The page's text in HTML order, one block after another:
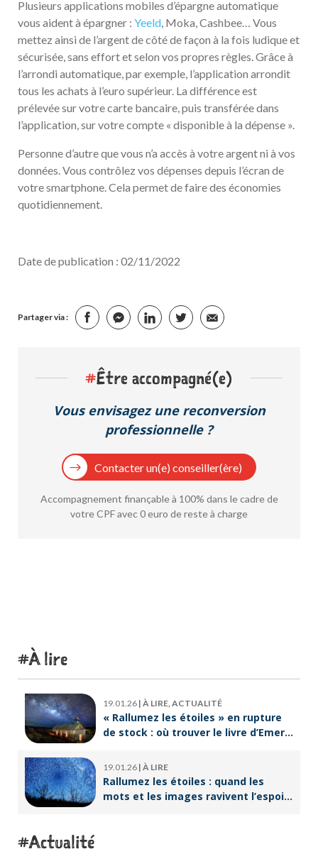
Plusieurs applications mobiles d’épargne automatique
vous aident à épargner : Yeeld, Moka, Cashbee… Vous
mettez ainsi de l’argent de côté de façon à la fois ludique et
sécurisée, sans effort et selon vos propres règles. Grâce à
l’arrondi automatique, par exemple, l’application arrondit
tous les achats à l’euro supérieur. La différence est
prélevée sur votre carte bancaire, puis transférée dans
l’application, sur votre compte « disponible à la dépense ».
Personne d’autre que vous n’a accès à votre argent ni à vos
données. Vous contrôlez vos dépenses depuis l’écran de
votre smartphone. Cela permet de faire des économies
quotidiennement.
Date de publication : 02/11/2022
Partager via :
#Être accompagné(e)
Vous envisagez une reconversion
professionnelle ?
Contacter un(e) conseiller(ère)
Accompagnement finançable à 100% dans le cadre de
votre CPF avec 0 euro de reste à charge
À lire
19.01.26 | À LIRE, ACTUALITÉ
« Rallumez les étoiles » en rupture
de stock : où trouver le livre d’Emeric
19.01.26 | À LIRE
Rallumez les étoiles : quand les
mots et les images ravivent l’espoir
Actualité